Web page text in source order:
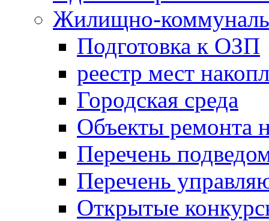
Жилищно-
Подготовка к ОЗП
реестр мест
Городская среда
Объекты ремонта
Перечень
Перечень
Открытые